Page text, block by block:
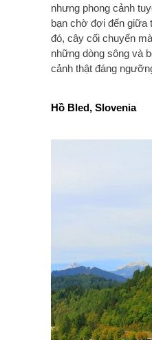
nhưng phong cảnh
bạn chờ đợi đến giữa
đó, cây cối chuyển
những dòng sông và
cảnh thật đáng
Hồ Bled, Slovenia